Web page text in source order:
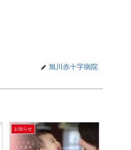
旭川赤十字病院
お知らせ